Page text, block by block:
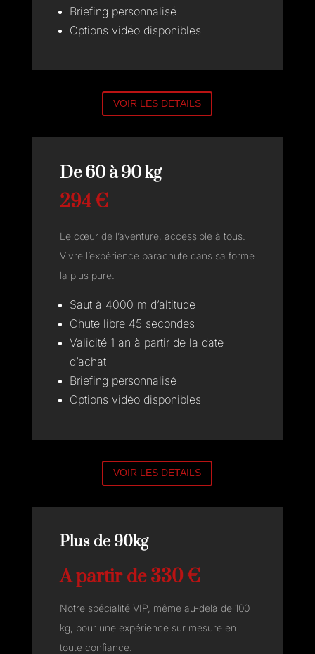
Briefing personnalisé
Options vidéo disponibles
VOIR LES DETAILS
De 60 à 90 kg
294 €
Le cœur de l’aventure, accessible à tous.
Vivre l’expérience parachute dans sa forme
la plus pure.
Saut à 4000 m d’altitude
Chute libre 45 secondes
Validité 1 an à partir de la date
d’achat
Briefing personnalisé
Options vidéo disponibles
VOIR LES DETAILS
Plus de 90kg
A partir de 330 €
Notre spécialité VIP, même au-delà de 100
kg, pour une expérience sur mesure en
toute confiance.